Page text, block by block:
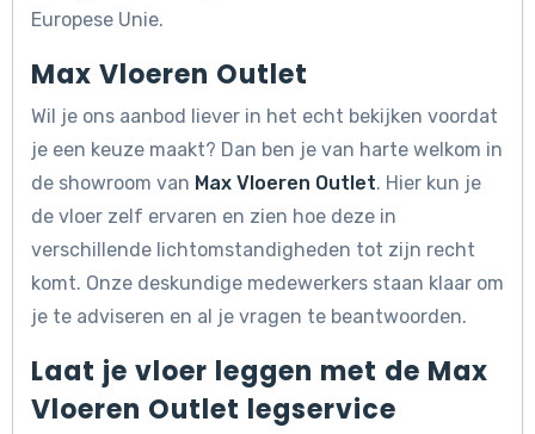
Europese Unie.
Max Vloeren Outlet
Wil je ons aanbod liever in het echt bekijken voordat
je een keuze maakt? Dan ben je van harte welkom in
de showroom van Max Vloeren Outlet. Hier kun je
de vloer zelf ervaren en zien hoe deze in
verschillende lichtomstandigheden tot zijn recht
komt. Onze deskundige medewerkers staan klaar om
je te adviseren en al je vragen te beantwoorden.
Laat je vloer leggen met de Max
Vloeren Outlet legservice